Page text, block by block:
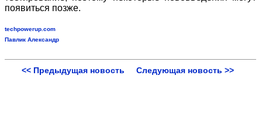
появиться позже.
techpowerup.com
Павлик Александр
<< Предыдущая новость Следующая новость >>